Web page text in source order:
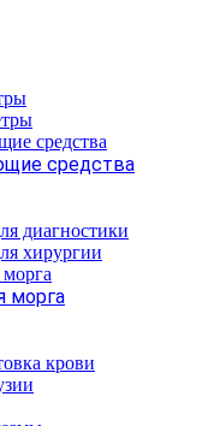
средства
диагностики
хирургии
морга
крови